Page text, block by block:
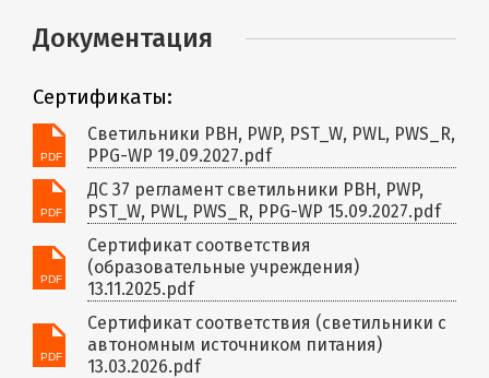
Документация
Сертификаты:
Светильники PBH, PWP, PST_W, PWL, PWS_R,
PPG-WP 19.09.2027.pdf
ДС 37 регламент светильники PBH, PWP,
PST_W, PWL, PWS_R, PPG-WP 15.09.2027.pdf
Сертификат соответствия
(образовательные учреждения)
13.11.2025.pdf
Сертификат соответствия (светильники с
автономным источником питания)
13.03.2026.pdf